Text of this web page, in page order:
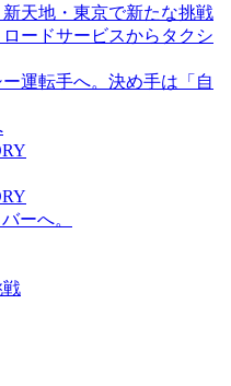
天地・東京で新たな挑戦
ードサービスからタクシ
運転手へ。決め手は「自
ーへ。
戦